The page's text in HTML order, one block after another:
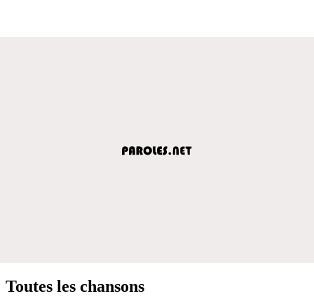
Toutes les chansons